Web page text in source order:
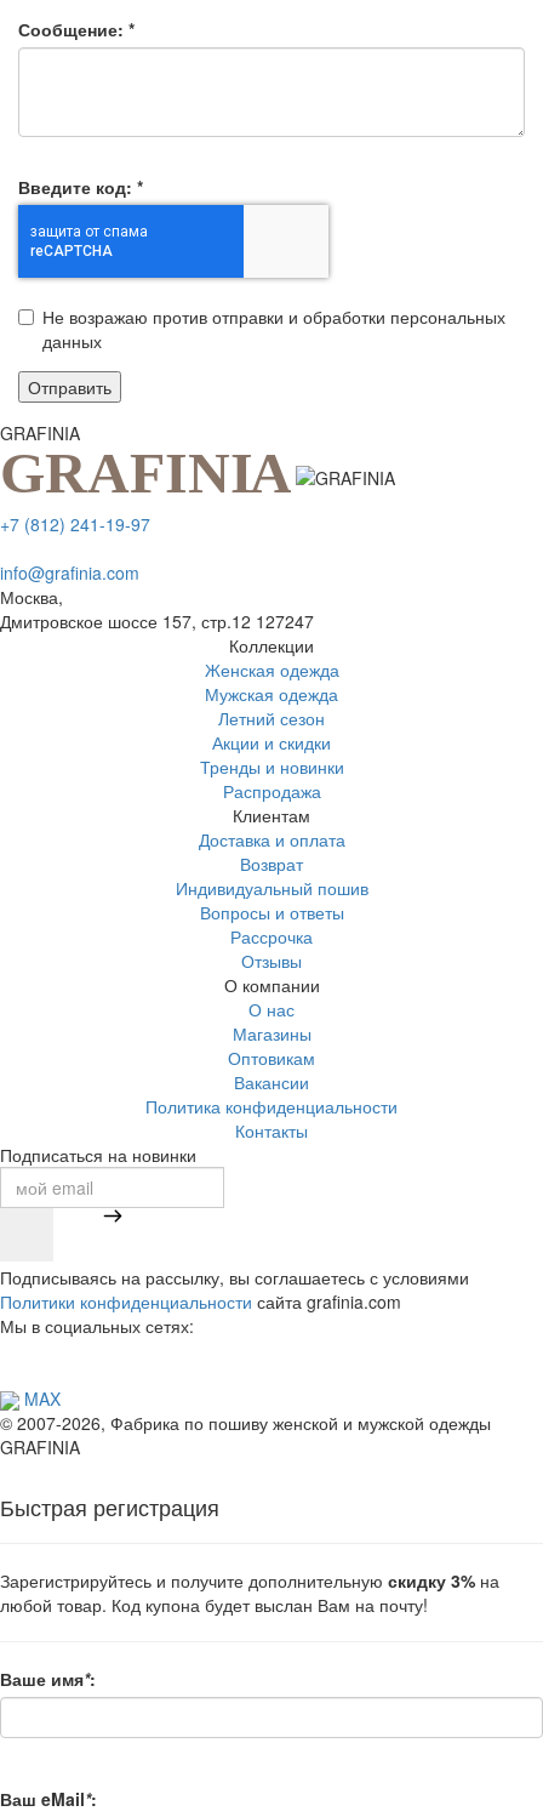
Сообщение: *
Введите код: *
Не возражаю против отправки и обработки персональных
данных
Отправить
GRAFINIA
+7 (812) 241-19-97
info@grafinia.com
Москва,
Дмитровское шоссе 157, стр.12 127247
Коллекции
Женская одежда
Мужская одежда
Летний сезон
Акции и скидки
Тренды и новинки
Распродажа
Клиентам
Доставка и оплата
Возврат
Индивидуальный пошив
Вопросы и ответы
Рассрочка
Отзывы
О компании
О нас
Магазины
Оптовикам
Вакансии
Политика конфиденциальности
Контакты
Подписаться на новинки
Подписываясь на рассылку, вы соглашаетесь с условиями
Политики конфиденциальности сайта grafinia.com
Мы в социальных сетях:
MAX
© 2007-2026, Фабрика по пошиву женской и мужской одежды
GRAFINIA
Быстрая регистрация
Зарегистрируйтесь и получите дополнительную скидку 3% на
любой товар. Код купона будет выслан Вам на почту!
Ваше имя*:
Ваш eMail*: